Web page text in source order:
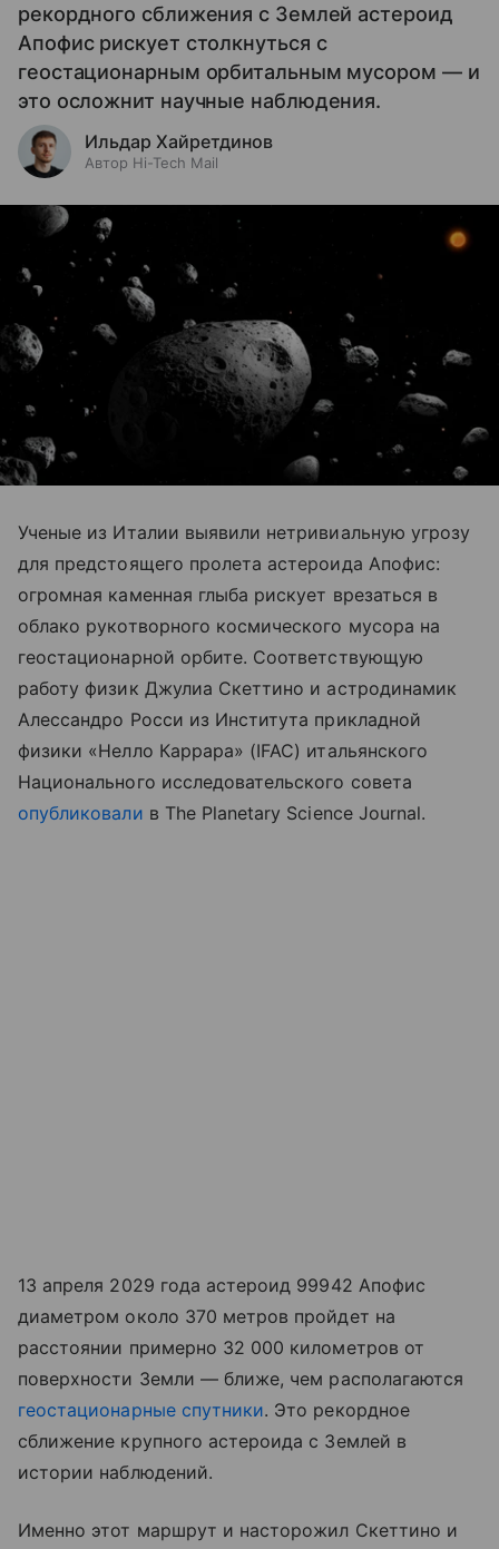
рекордного сближения с Землей астероид
Апофис рискует столкнуться с
геостационарным орбитальным мусором — и
это осложнит научные наблюдения.
Ильдар Хайретдинов
Автор Hi-Tech Mail
Ученые из Италии выявили нетривиальную угрозу
для предстоящего пролета астероида Апофис:
огромная каменная глыба рискует врезаться в
облако рукотворного космического мусора на
геостационарной орбите. Соответствующую
работу физик Джулиа Скеттино и астродинамик
Алессандро Росси из Института прикладной
физики «Нелло Каррара» (IFAC) итальянского
Национального исследовательского совета
опубликовали в The Planetary Science Journal.
13 апреля 2029 года астероид 99942 Апофис
диаметром около 370 метров пройдет на
расстоянии примерно 32 000 километров от
поверхности Земли — ближе, чем располагаются
геостационарные спутники. Это рекордное
сближение крупного астероида с Землей в
истории наблюдений.
Именно этот маршрут и насторожил Скеттино и